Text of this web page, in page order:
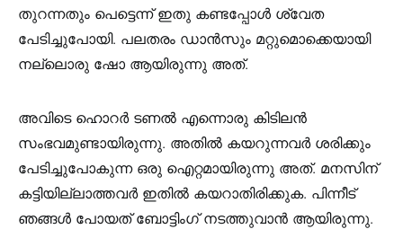
തുറന്നതും പെട്ടെന്ന് ഇതു കണ്ടപ്പോൾ ശ്വേത
പേടിച്ചുപോയി. പലതരം ഡാൻസും മറ്റുമൊക്കെയായി
നല്ലൊരു ഷോ ആയിരുന്നു അത്.
അവിടെ ഹൊറർ ടണൽ എന്നൊരു കിടിലൻ
സംഭവമുണ്ടായിരുന്നു. അതിൽ കയറുന്നവർ ശരിക്കും
പേടിച്ചുപോകുന്ന ഒരു ഐറ്റമായിരുന്നു അത്. മനസിന്
കട്ടിയില്ലാത്തവർ ഇതിൽ കയറാതിരിക്കുക. പിന്നീട്
ഞങ്ങൾ പോയത് ബോട്ടിംഗ് നടത്തുവാൻ ആയിരുന്നു.